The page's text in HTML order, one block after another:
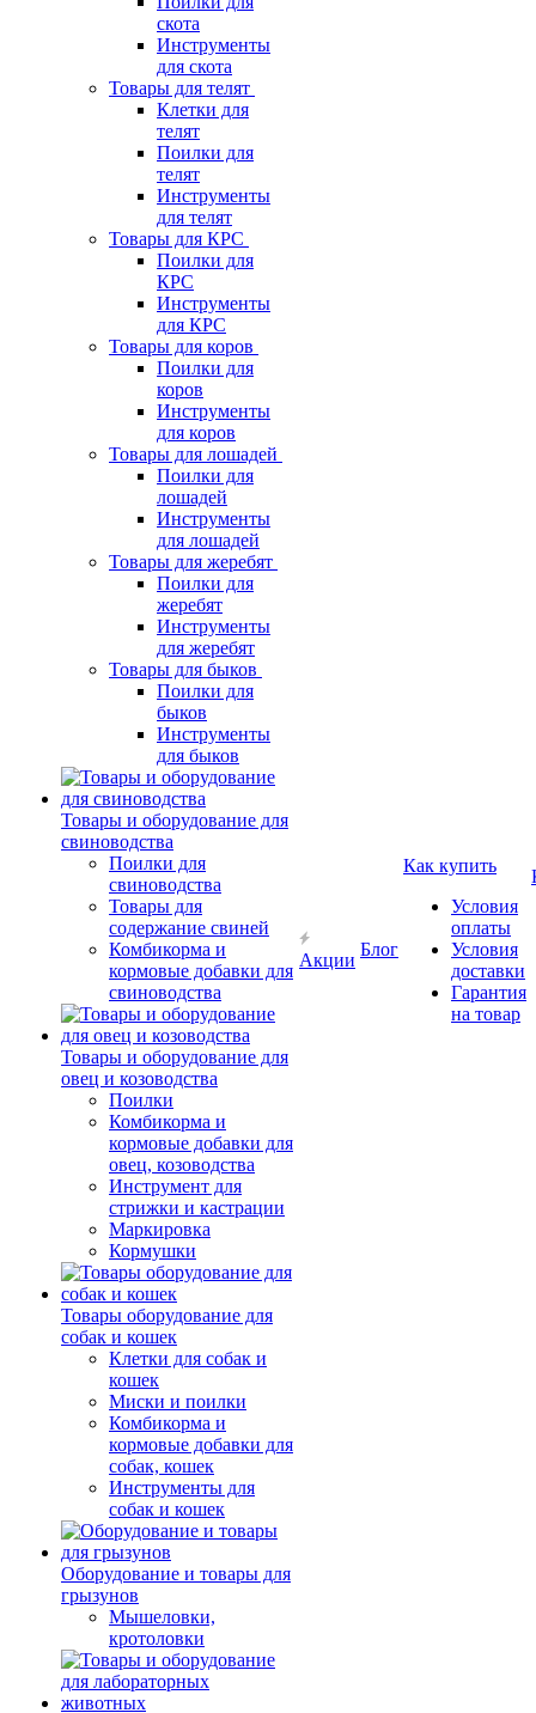
скота
Инструменты
для скота
Товары для телят
Клетки для
телят
Поилки для
телят
Инструменты
для телят
Товары для КРС
Поилки для
КРС
Инструменты
для КРС
Товары для коров
Поилки для
коров
Инструменты
для коров
Товары для лошадей
Поилки для
лошадей
Инструменты
для лошадей
Товары для жеребят
Поилки для
жеребят
Инструменты
для жеребят
Товары для быков
Поилки для
быков
Инструменты
для быков
Товары и оборудование для
свиноводства
Поилки для
свиноводства
Товары для
содержание свиней
Комбикорма и
кормовые добавки для
свиноводства
Товары и оборудование для
овец и козоводства
Поилки
Комбикорма и
кормовые добавки для
овец, козоводства
Инструмент для
стрижки и кастрации
Маркировка
Кормушки
Товары оборудование для
собак и кошек
Клетки для собак и
кошек
Миски и поилки
Комбикорма и
кормовые добавки для
собак, кошек
Инструменты для
собак и кошек
Оборудование и товары для
грызунов
Мышеловки,
кротоловки
Акции
Блог
Как купить
Условия
оплаты
Условия
доставки
Гарантия
на товар